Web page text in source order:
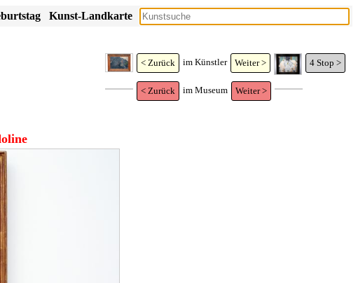
Kunst-Landkarte
< Zurück im Künstler Weiter > 4 Stop >
< Zurück im Museum Weiter >